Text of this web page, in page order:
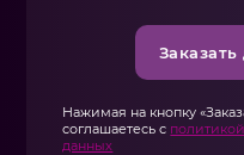
Нажимая на кнопку
соглашаетесь с
данных